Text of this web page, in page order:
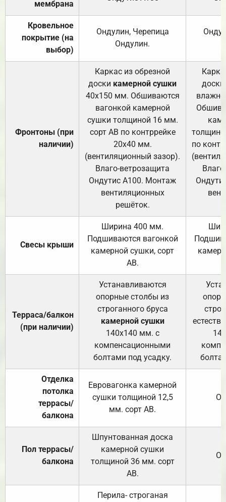
мембрана
Кровельное
покрытие (на
выбор)
Ондулин, Черепица
Ондулин.
Фронтоны (при
наличии)
Каркас из обрезной
доски камерной сушки
40х150 мм. Обшиваются
вагонкой камерной
сушки толщиной 16 мм.
сорт АВ по контррейке
20х40 мм.
(вентиляционный зазор).
Влаго-ветрозащита
Ондутис А100. Монтаж
вентиляционных
решёток.
доски
по
Свесы крыши
Ширина 400 мм.
Подшиваются вагонкой
камерной сушки, сорт
АВ.
Терраса/балкон
(при наличии)
Устанавливаются
опорные столбы из
строганного бруса
камерной сушки
140х140 мм. с
компенсационными
болтами под усадку.
Отделка
потолка
террасы/
балкона
Евровагонка камерной
сушки толщиной 12,5
мм. сорт АВ.
Пол террасы/
балкона
Шпунтованная доска
камерной сушки
толщиной 36 мм. сорт
АВ.
Перила- строганая